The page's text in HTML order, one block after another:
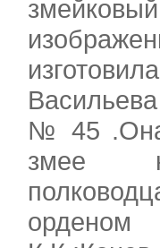
№ 45
змее
орденом